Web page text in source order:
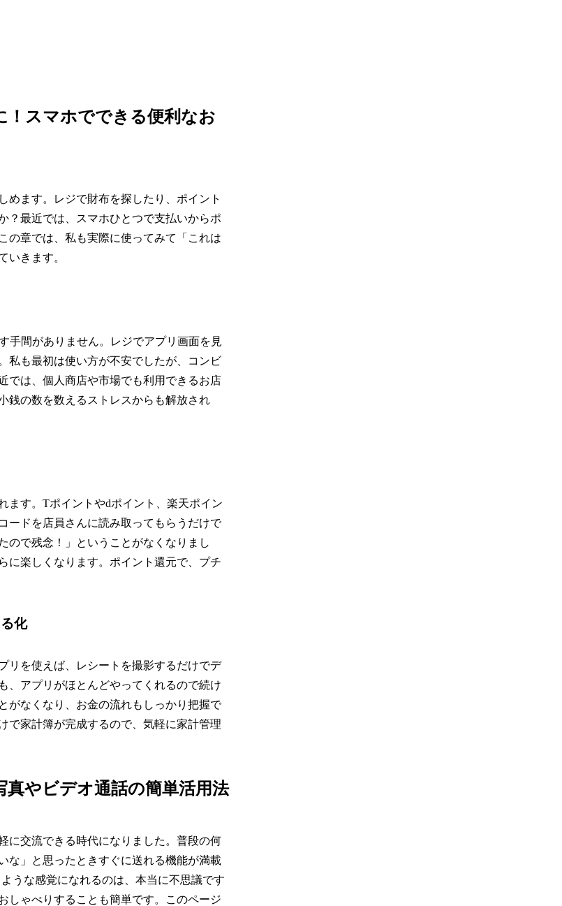
！スマホでできる便利なお
めます。レジで財布を探したり、ポイント
？最近では、スマホひとつで支払いからポ
の章では、私も実際に使ってみて「これは
いきます。
手間がありません。レジでアプリ画面を見
私も最初は使い方が不安でしたが、コンビ
では、個人商店や市場でも利用できるお店
銭の数を数えるストレスからも解放され
す。Tポイントやdポイント、楽天ポイン
ードを店員さんに読み取ってもらうだけで
ので残念！」ということがなくなりまし
に楽しくなります。ポイント還元で、プチ
化
リを使えば、レシートを撮影するだけでデ
、アプリがほとんどやってくれるので続け
がなくなり、お金の流れもしっかり把握で
で家計簿が完成するので、気軽に家計管理
やビデオ通話の簡単活用法
に交流できる時代になりました。普段の何
な」と思ったときすぐに送れる機能が満載
うな感覚になれるのは、本当に不思議です
しゃべりすることも簡単です。このページ